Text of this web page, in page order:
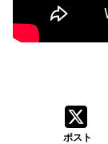
ポスト